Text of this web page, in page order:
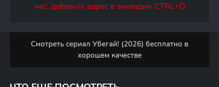
нас, добавьте адрес в закладки: CTRL+D
Смотреть сериал Убегай! (2026) бесплатно в
хорошем качестве